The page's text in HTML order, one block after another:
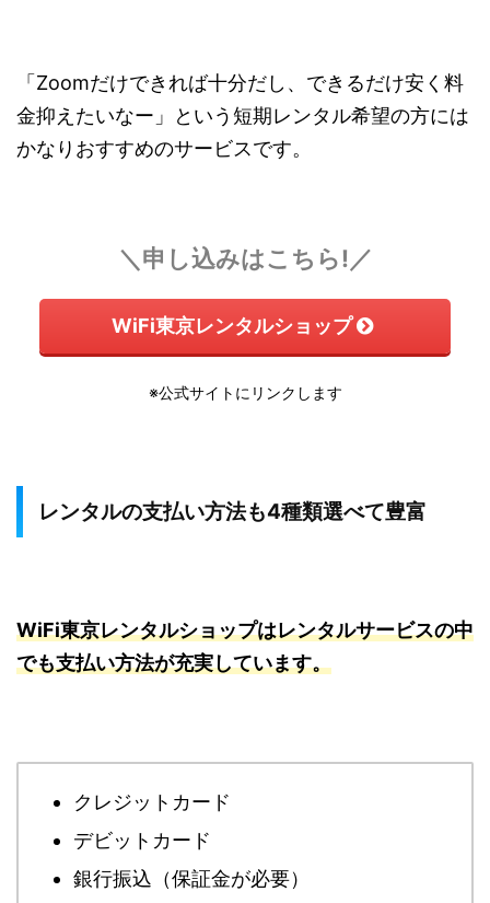
「Zoomだけできれば十分だし、できるだけ安く料
金抑えたいなー」という短期レンタル希望の方には
かなりおすすめのサービスです。
＼申し込みはこちら!／
WiFi東京レンタルショップ
※公式サイトにリンクします
レンタルの支払い方法も4種類選べて豊富
WiFi東京レンタルショップはレンタルサービスの中
でも支払い方法が充実しています。
クレジットカード
デビットカード
銀行振込（保証金が必要）